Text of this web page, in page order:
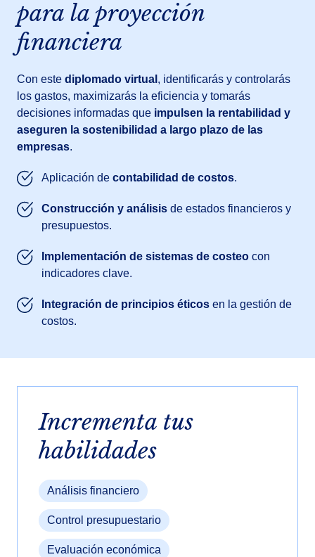
para la proyección
financiera
Con este diplomado virtual , identificarás y controlarás
los gastos, maximizarás la eficiencia y tomarás
decisiones informadas que impulsen la rentabilidad y
aseguren la sostenibilidad a largo plazo de las
empresas.
Aplicación de contabilidad de costos.
Construcción y análisis de estados financieros y
presupuestos.
Implementación de sistemas de costeo con
indicadores clave.
Integración de principios éticos en la gestión de
costos.
Incrementa tus
habilidades
Análisis financiero
Control presupuestario
Evaluación económica